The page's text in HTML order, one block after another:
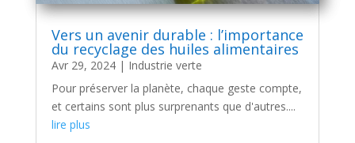
Vers un avenir durable : l’importance
du recyclage des huiles alimentaires
Avr 29, 2024| Industrie verte
Pour préserver la planète, chaque geste compte,
et certains sont plus surprenants que d'autres....
lire plus